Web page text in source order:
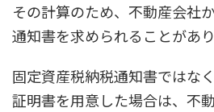
その計算のため、不動産会社
通知書を求められることがあり
固定資産税納税通知書ではな
証明書を用意した場合は、不